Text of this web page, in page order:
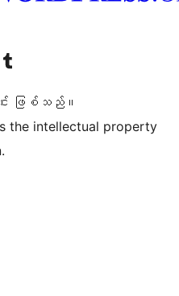
ကျွန်ုပ်တို့၏ Tumblr အကောင့်သို့ ဝင်ရောက်ကြည့်ရှုရန်
င်း ဖြစ်သည်။
the intellectual property